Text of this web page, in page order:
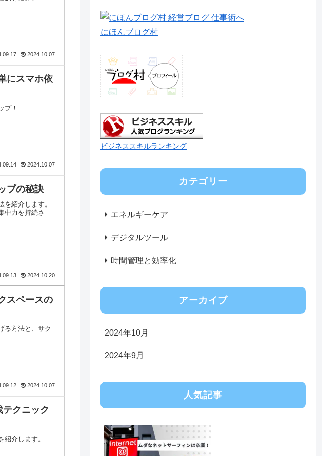
2024.10.07
にスマホ依
プ！
2024.10.07
プの秘訣
紹介します。
中力を持続さ
2024.10.20
スペースの
る方法と、サク
2024.10.07
クニック
介します。
にほんブログ村
ビジネススキルランキング
カテゴリー
エネルギーケア
デジタルツール
時間管理と効率化
アーカイブ
2024年10月
2024年9月
人気記事